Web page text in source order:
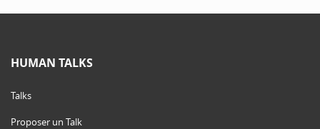
HUMAN TALKS
Talks
Proposer un Talk